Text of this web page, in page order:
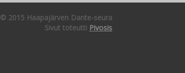
© 2015 Haapajärven Dante-seura
Sivut toteutti Pivosis